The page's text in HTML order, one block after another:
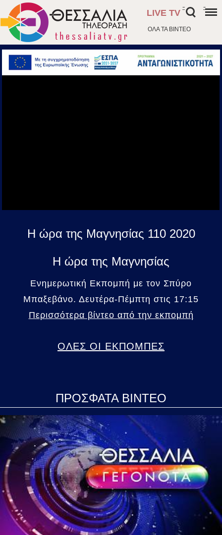
ΟΛΑ ΤΑ ΒΙΝΤΕΟ
LIVE TV
- -
Η ώρα της Μαγνησίας 110 2020
Η ώρα της Μαγνησίας
Ενημερωτική Εκπομπή με τον Σπύρο
Μπαξεβάνο. Δευτέρα-Πέμπτη στις 17:15
Περισσότερα βίντεο από την εκπομπή
ΟΛΕΣ ΟΙ ΕΚΠΟΜΠΕΣ
ΠΡΟΣΦΑΤΑ ΒΙΝΤΕΟ